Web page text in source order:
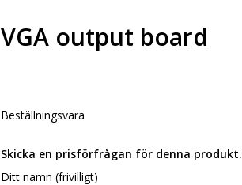
VGA output board
Beställningsvara
Skicka en prisförfrågan för denna produkt.
Ditt namn (frivilligt)